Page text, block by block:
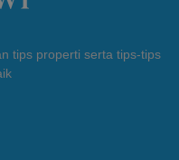
tips properti serta tips-tips